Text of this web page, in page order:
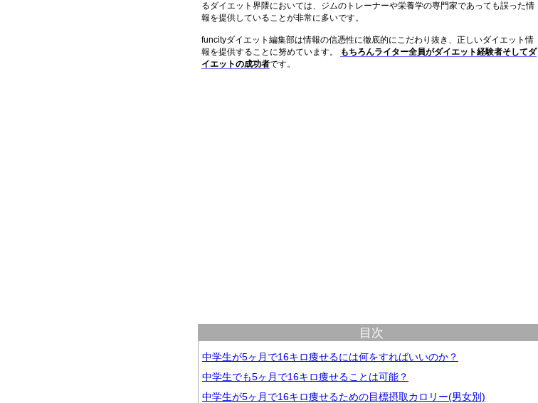
るダイエット界隈においては、ジムのトレーナーや栄養学の専門家であっても誤った情
報を提供していることが非常に多いです。
funcityダイエット編集部は情報の信憑性に徹底的にこだわり抜き、正しいダイエット情
報を提供することに努めています。
もちろんライター全員がダイエット経験者そしてダ
イエットの成功者です。
目次
中学生が5ヶ月で16キロ痩せるには何をすればいいのか？
中学生でも5ヶ月で16キロ痩せることは可能？
中学生が5ヶ月で16キロ痩せるための目標摂取カロリー(男女別)